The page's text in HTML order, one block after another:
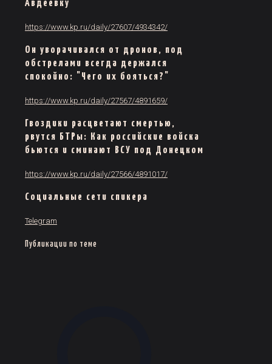
Авдеевку
https://www.kp.ru/daily/27607/4934342/
Он уворачивался от дронов, под
обстрелами всегда держался
спокойно: "Чего их бояться?"
https://www.kp.ru/daily/27567/4891659/
Гвоздики расцветают смертью,
рвутся БТРы: Как российские войска
бьются и сминают ВСУ под Донецком
https://www.kp.ru/daily/27566/4891017/
Социальные сети спикера
Telegram
Публикации по теме